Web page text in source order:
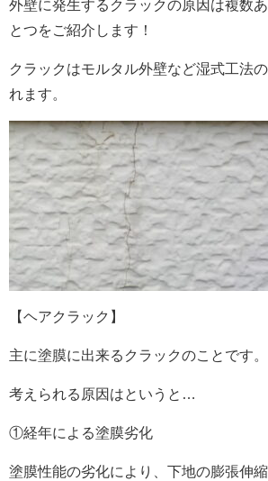
外壁に発生するクラックの原因は複数
とつをご紹介します！
クラックはモルタル外壁など湿式工法
れます。
【ヘアクラック】
主に塗膜に出来るクラックのことです。
考えられる原因はというと…
①経年による塗膜劣化
塗膜性能の劣化により、下地の膨張伸